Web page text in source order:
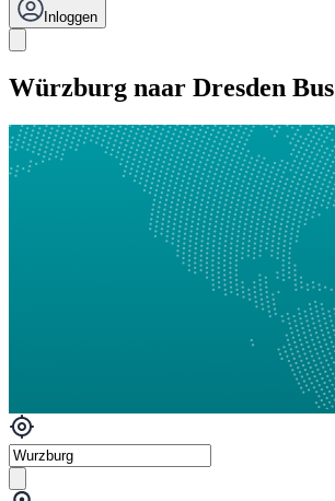
Inloggen
Würzburg naar Dresden Bus